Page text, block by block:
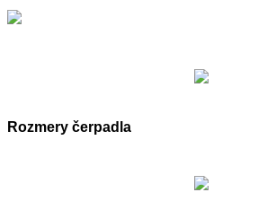
Rozmery čerpadla